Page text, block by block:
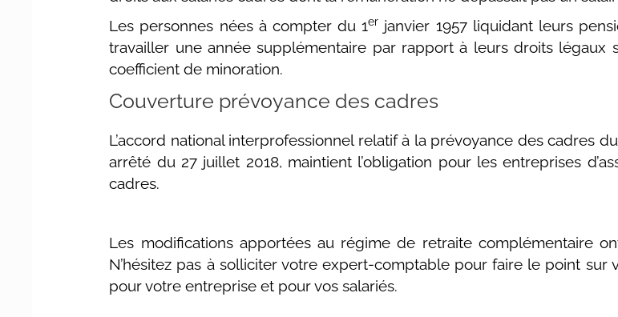
Les personnes nées à compter du 1er janvier 1957 liquidant leurs
travailler une année supplémentaire par rapport à leurs droits légaux
coefficient de minoration.
Couverture prévoyance des cadres
L’accord national interprofessionnel relatif à la prévoyance des cadres
arrêté du 27 juillet 2018, maintient l’obligation pour les entreprises
cadres.
Les modifications apportées au régime de retraite complémentaire
N’hésitez pas à solliciter votre expert-comptable pour faire le point sur
pour votre entreprise et pour vos salariés.